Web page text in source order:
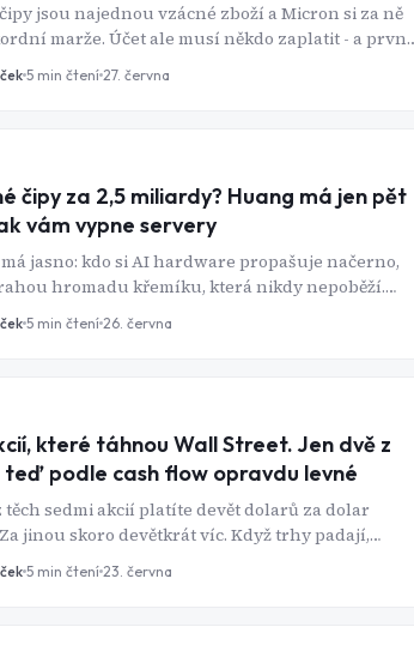
jsou najednou vzácné zboží a Micron si za ně
marže. Účet ale musí někdo zaplatit - a první
Apple, jehož akcie spadly nejvíc za rok.
5 min čtení 27. června
čipy za 2,5 miliardy? Huang má jen pět
vám vypne servery
jasno: kdo si AI hardware propašuje načerno,
hromadu křemíku, která nikdy nepoběží.
firmy totiž není čip, ale to, co přijde po něm.
5 min čtení 26. června
které táhnou Wall Street. Jen dvě z
teď podle cash flow opravdu levné
těch sedmi akcií platíte devět dolarů za dolar
jinou skoro devětkrát víc. Když trhy padají,
najednou znamená všechno.
5 min čtení 23. června